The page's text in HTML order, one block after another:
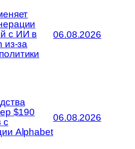
с ИИ в
из-за
06.08.2026
$190
с
Alphabet
06.08.2026